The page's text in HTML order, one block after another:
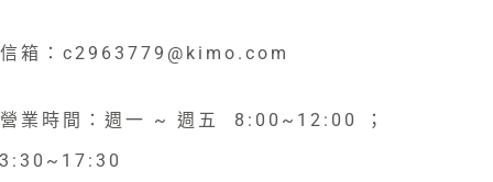
箱：c2963779@kimo.com
業時間：週一 ~ 週五 8:00~12:00 ；